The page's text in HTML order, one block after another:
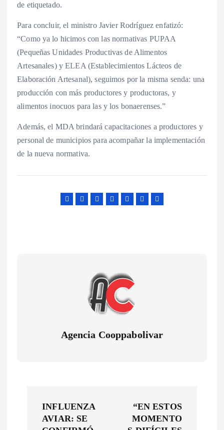
de etiquetado.
Para concluir, el ministro Javier Rodríguez enfatizó:
“Como ya lo hicimos con las normativas PUPAA
(Pequeñas Unidades Productivas de Alimentos
Artesanales) y ELEA (Establecimientos Lácteos de
Elaboración Artesanal), seguimos por la misma senda: una
producción con más productores y productoras, y
alimentos inocuos para las y los bonaerenses.”
Además, el MDA brindará capacitaciones a productores y
personal de municipios para acompañar la implementación
de la nueva normativa.
Agencia Cooppabolivar
INFLUENZA
AVIAR: SE
“EN ESTOS
MOMENTO